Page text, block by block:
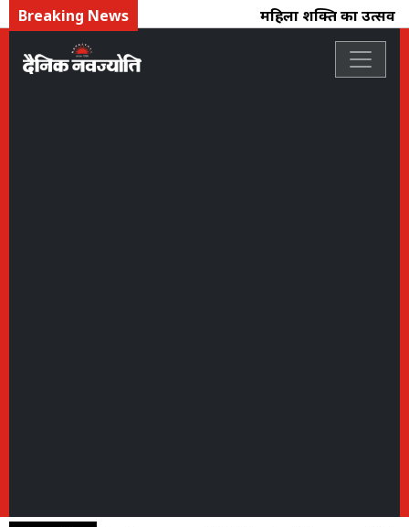
Breaking News महिला शक्ति का उत्सव